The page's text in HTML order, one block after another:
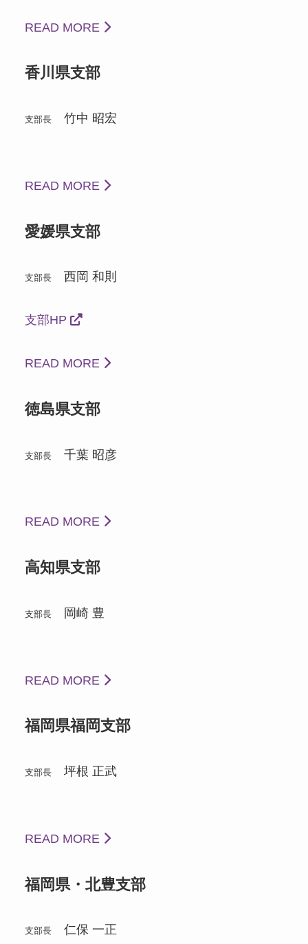
READ MORE
香川県支部
支部長竹中 昭宏
READ MORE
愛媛県支部
支部長西岡 和則
支部HP
READ MORE
徳島県支部
支部長千葉 昭彦
READ MORE
高知県支部
支部長岡崎 豊
READ MORE
福岡県福岡支部
支部長坪根 正武
READ MORE
福岡県・北豊支部
支部長仁保 一正